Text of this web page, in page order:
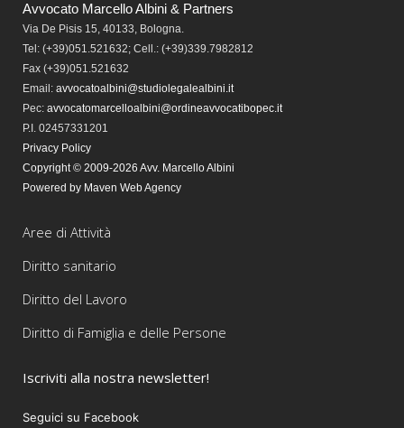
Avvocato Marcello Albini & Partners
Via De Pisis 15, 40133, Bologna.
Tel: (+39)051.521632; Cell.: (+39)339.7982812
Fax (+39)051.521632
Email: avvocatoalbini@studiolegalealbini.it
Pec: avvocatomarcelloalbini@ordineavvocatibopec.it
P.I. 02457331201
Privacy Policy
Copyright © 2009-2026 Avv. Marcello Albini
Powered by Maven Web Agency
Aree di Attività
Diritto sanitario
Diritto del Lavoro
Diritto di Famiglia e delle Persone
Iscriviti alla nostra newsletter!
Seguici su Facebook